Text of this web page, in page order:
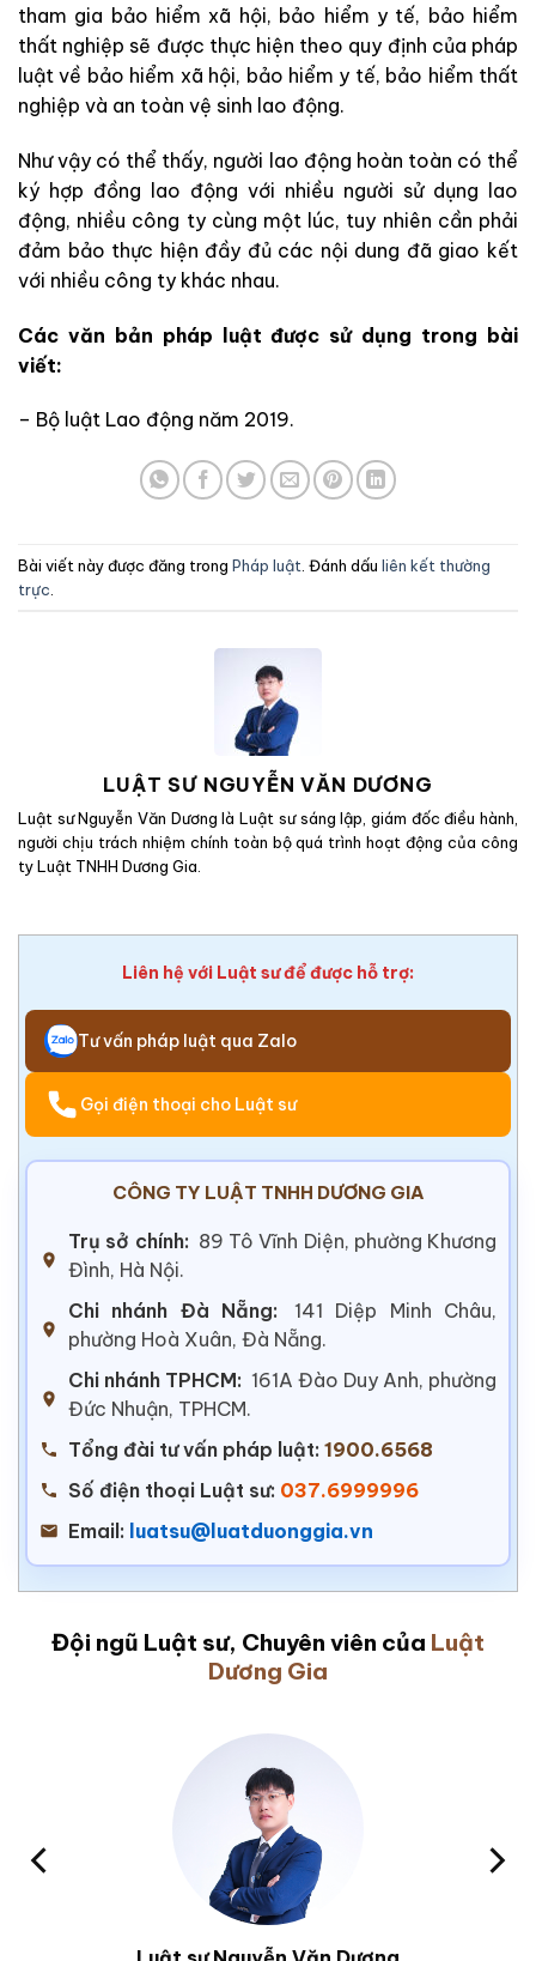
tham gia bảo hiểm xã hội, bảo hiểm y tế, bảo hiểm
thất nghiệp sẽ được thực hiện theo quy định của pháp
luật về bảo hiểm xã hội, bảo hiểm y tế, bảo hiểm thất
nghiệp và an toàn vệ sinh lao động.
Như vậy có thể thấy, người lao động hoàn toàn có thể
ký hợp đồng lao động với nhiều người sử dụng lao
động, nhiều công ty cùng một lúc, tuy nhiên cần phải
đảm bảo thực hiện đầy đủ các nội dung đã giao kết
với nhiều công ty khác nhau.
Các văn bản pháp luật được sử dụng trong bài
viết:
– Bộ luật Lao động năm 2019.
Bài viết này được đăng trong Pháp luật . Đánh dấu liên kết thường
trực
LUẬT SƯ NGUYỄN VĂN DƯƠNG
Luật sư Nguyễn Văn Dương là Luật sư sáng lập, giám đốc điều hành,
người chịu trách nhiệm chính toàn bộ quá trình hoạt động của công
ty Luật TNHH Dương Gia.
Liên hệ với Luật sư để được hỗ trợ:
Tư vấn pháp luật qua Zalo
Gọi điện thoại cho Luật sư
CÔNG TY LUẬT TNHH DƯƠNG GIA
Trụ sở chính: 89 Tô Vĩnh Diện, phường Khương
Đình, Hà Nội.
Chi nhánh Đà Nẵng:
141 Diệp Minh Châu,
phường Hoà Xuân, Đà Nẵng.
Chi nhánh TPHCM: 161A Đào Duy Anh, phường
Đức Nhuận, TPHCM.
Tổng đài tư vấn pháp luật: 1900.6568
Số điện thoại Luật sư: 037.6999996
Email: luatsu@luatduonggia.vn
Đội ngũ Luật sư, Chuyên viên của Luật
Dương Gia